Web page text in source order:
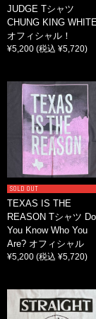
JUDGE Tシャツ
CHUNG KING
オフィシャル！
¥5,200 (税込 ¥5,720)
SOLD OUT
TEXAS IS THE
REASON Tシャツ Do
You Know Who You
Are? オフィシャル
¥5,200 (税込 ¥5,720)